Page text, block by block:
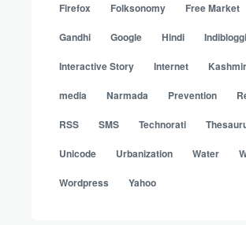
Firefox Folksonomy Free Market
Gandhi Google Hindi
Interactive Story Internet Kashmir
media Narmada Prevention
RSS SMS Technorati
Unicode Urbanization Water
Wordpress Yahoo